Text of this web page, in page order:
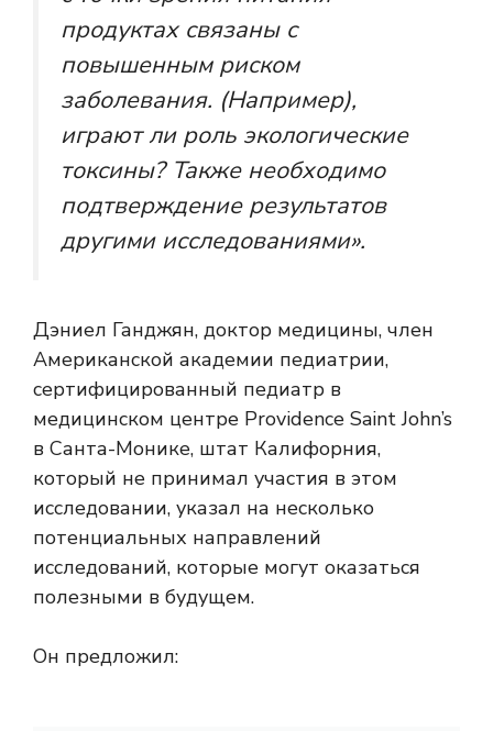
продуктах связаны с
повышенным риском
заболевания. (Например),
играют ли роль экологические
токсины? Также необходимо
подтверждение результатов
другими исследованиями».
Дэниел Ганджян, доктор медицины, член
Американской академии педиатрии,
сертифицированный педиатр в
медицинском центре Providence Saint John’s
в Санта-Монике, штат Калифорния,
который не принимал участия в этом
исследовании, указал на несколько
потенциальных направлений
исследований, которые могут оказаться
полезными в будущем.
Он предложил: